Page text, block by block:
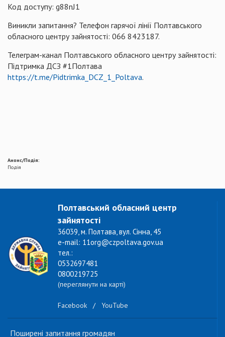
Код доступу: g88nJ1
Виникли запитання? Телефон гарячої лінії Полтавського
обласного центру зайнятості: 066 8423187.
Телеграм-канал Полтавського обласного центру зайнятості:
Підтримка ДСЗ #1Полтава
https://t.me/Pidtrimka_DCZ_1_Poltava.
Анонс/Подія:
Подія
Полтавський обласний центр
зайнятості
36039, м. Полтава, вул. Сінна, 45
e-mail: 11org@czpoltava.gov.ua
тел.:
0532697481
0800219725
(переглянути на карті)
Facebook / YouTube
Поширені запитання громадян